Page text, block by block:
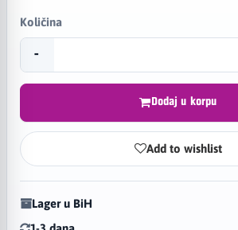
Količina
-
Dodaj u korpu
Add to wishlist
Lager u BiH